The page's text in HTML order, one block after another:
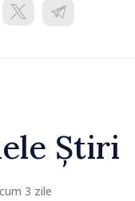
Știri
3 zile